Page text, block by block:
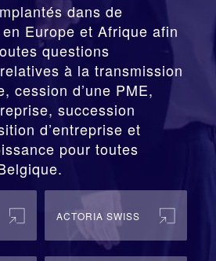
dans de
Europe et Afrique afin
questions
à la transmission
cession d’une PME,
succession
d’entreprise et
pour toutes
ACTORIA SWISS